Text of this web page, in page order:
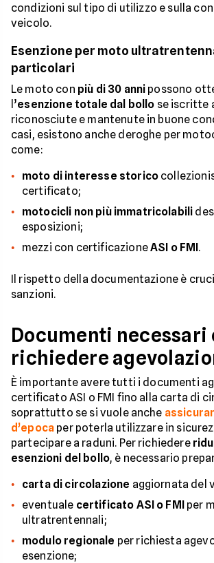
condizioni sul tipo di utilizzo e sulla
veicolo.
Esenzione per moto
particolari
Le moto con più di 30 anni possono
l’esenzione totale dal bollo se iscritte
riconosciute e mantenute in buone
casi, esistono anche deroghe per
come:
moto di interesse storico
certificato;
motocicli non più immatricolabili
esposizioni;
mezzi con certificazioneASI o FMI.
Il rispetto della documentazione è
sanzioni.
Documenti necessari
richiedere
È importante avere tutti i documenti
certificato ASI o FMI fino alla carta di
soprattutto se si vuole anche
d’epoca per poterla utilizzare in
partecipare a raduni. Per richiedere
esenzioni del bollo, è necessario
carta di circolazione aggiornata del
eventuale certificato ASI o FMIper
ultratrentennali;
modulo regionale per richiesta
esenzione;